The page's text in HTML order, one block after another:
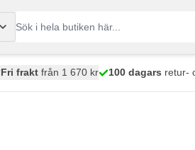
Fri frakt från 1 670 kr 100 dagars retur-